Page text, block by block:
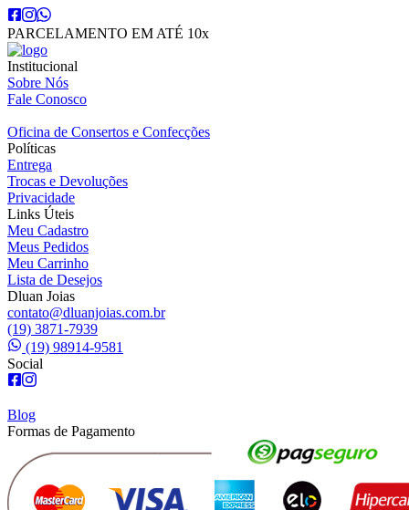
PARCELAMENTO EM ATÉ 10x
Institucional
Sobre Nós
Fale Conosco
Oficina de Consertos e Confecções
Políticas
Entrega
Trocas e Devoluções
Privacidade
Links Úteis
Meu Cadastro
Meus Pedidos
Meu Carrinho
Lista de Desejos
Dluan Joias
contato@dluanjoias.com.br
(19) 3871-7939
(19) 98914-9581
Social
Blog
Formas de Pagamento